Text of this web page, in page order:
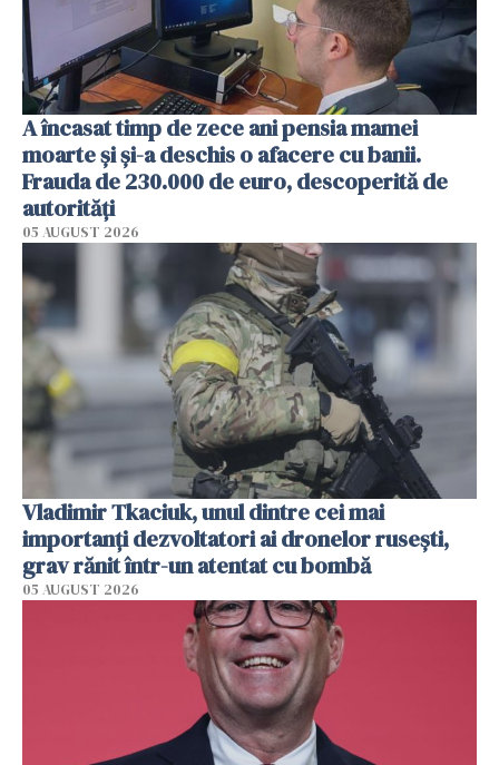
A încasat timp de zece ani pensia mamei
moarte și și-a deschis o afacere cu banii.
Frauda de 230.000 de euro, descoperită de
autorități
05 AUGUST 2026
Vladimir Tkaciuk, unul dintre cei mai
importanți dezvoltatori ai dronelor rusești,
grav rănit într-un atentat cu bombă
05 AUGUST 2026